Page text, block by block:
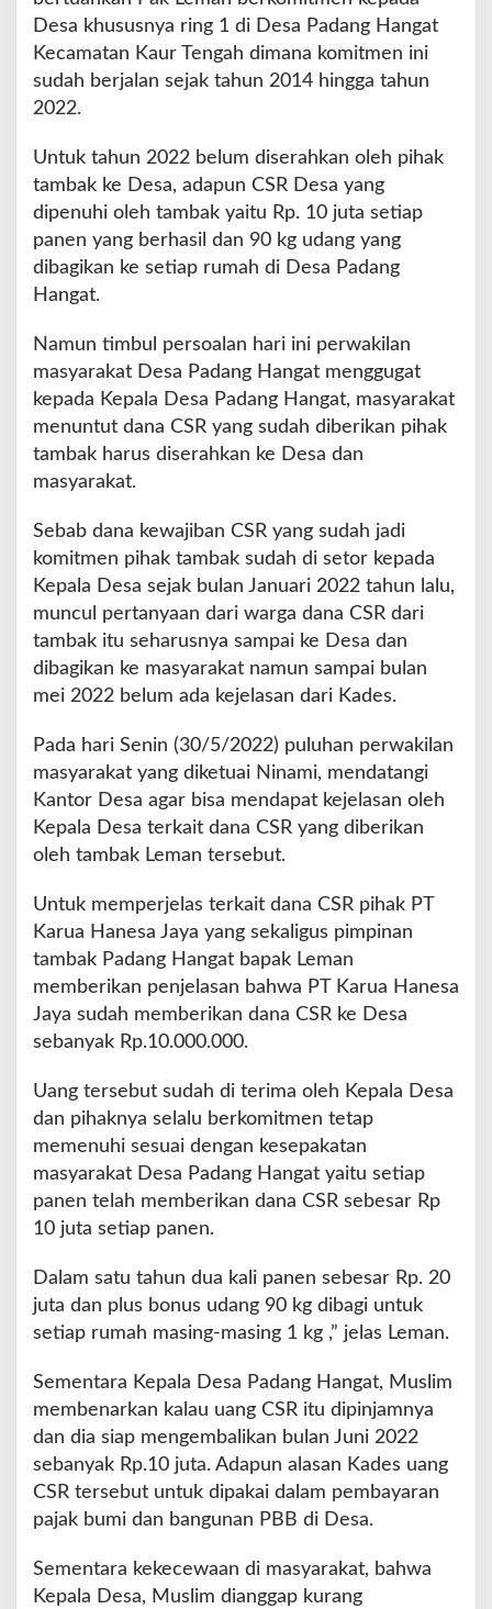
n
u
m
e
s
e
b
i
k
n
D
a
R
Desa khususnya ring 1 di Desa Padang Hangat
Kecamatan Kaur Tengah dimana komitmen ini
sudah berjalan sejak tahun 2014 hingga tahun
2022.
Untuk tahun 2022 belum diserahkan oleh pihak
tambak ke Desa, adapun CSR Desa yang
dipenuhi oleh tambak yaitu Rp. 10 juta setiap
panen yang berhasil dan 90 kg udang yang
dibagikan ke setiap rumah di Desa Padang
Hangat.
Namun timbul persoalan hari ini perwakilan
masyarakat Desa Padang Hangat menggugat
kepada Kepala Desa Padang Hangat, masyarakat
menuntut dana CSR yang sudah diberikan pihak
tambak harus diserahkan ke Desa dan
masyarakat.
Sebab dana kewajiban CSR yang sudah jadi
komitmen pihak tambak sudah di setor kepada
Kepala Desa sejak bulan Januari 2022 tahun lalu,
muncul pertanyaan dari warga dana CSR dari
tambak itu seharusnya sampai ke Desa dan
dibagikan ke masyarakat namun sampai bulan
mei 2022 belum ada kejelasan dari Kades.
Pada hari Senin (30/5/2022) puluhan perwakilan
masyarakat yang diketuai Ninami, mendatangi
Kantor Desa agar bisa mendapat kejelasan oleh
Kepala Desa terkait dana CSR yang diberikan
oleh tambak Leman tersebut.
Untuk memperjelas terkait dana CSR pihak PT
Karua Hanesa Jaya yang sekaligus pimpinan
tambak Padang Hangat bapak Leman
memberikan penjelasan bahwa PT Karua Hanesa
Jaya sudah memberikan dana CSR ke Desa
sebanyak Rp.10.000.000.
Uang tersebut sudah di terima oleh Kepala Desa
dan pihaknya selalu berkomitmen tetap
memenuhi sesuai dengan kesepakatan
masyarakat Desa Padang Hangat yaitu setiap
panen telah memberikan dana CSR sebesar Rp
10 juta setiap panen.
Dalam satu tahun dua kali panen sebesar Rp. 20
juta dan plus bonus udang 90 kg dibagi untuk
setiap rumah masing-masing 1 kg ,” jelas Leman.
Sementara Kepala Desa Padang Hangat, Muslim
membenarkan kalau uang CSR itu dipinjamnya
dan dia siap mengembalikan bulan Juni 2022
sebanyak Rp.10 juta. Adapun alasan Kades uang
CSR tersebut untuk dipakai dalam pembayaran
pajak bumi dan bangunan PBB di Desa.
Sementara kekecewaan di masyarakat, bahwa
Kepala Desa, Muslim dianggap kurang